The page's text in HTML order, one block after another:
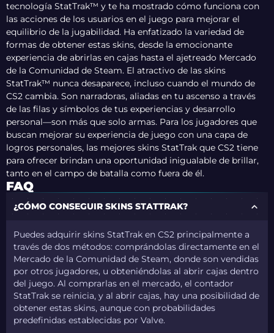
tecnología StatTrak™ y te ha mostrado cómo funciona con
las acciones de los usuarios en el juego para mejorar el
equilibrio de la jugabilidad. Ha enfatizado la variedad de
formas de obtener estas skins, desde la emocionante
experiencia de abrirlas en cajas hasta el ajetreado Mercado
de la Comunidad de Steam. El atractivo de las skins
StatTrak™ nunca desaparece, incluso cuando el mundo de
CS2 cambia. Son narradoras, aliadas en tu ascenso a través
de las filas y símbolos de tus experiencias y desarrollo
personal—son más que solo armas. Para los jugadores que
buscan mejorar su experiencia de juego con una capa de
logros personales, las mejores skins StatTrak que CS2 tiene
para ofrecer brindan una oportunidad inigualable de brillar,
tanto en el campo de batalla como fuera de él.
FAQ
¿CÓMO CONSEGUIR SKINS STATTRAK?
Puedes adquirir skins StatTrak en CS2 principalmente a
través de dos métodos: comprándolas directamente en el
Mercado de la Comunidad de Steam, donde son vendidas
por otros jugadores, u obteniéndolas al abrir cajas dentro
del juego. Al comprarlas en el mercado, el contador
StatTrak se reinicia, y al abrir cajas, hay una posibilidad de
obtener estas skins, aunque con probabilidades
predefinidas establecidas por Valve.